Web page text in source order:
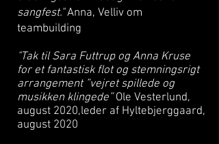
sangfest." Anna, Velliv om
teambuilding
"Tak til Sara Futtrupog Anna Kruse
for et fantastisk flot og stemningsrigt
arrangement ”vejret spillede og
musikken klingede”Ole Vesterlund,
august 2020,leder af Hyltebjerggaard,
august 2020